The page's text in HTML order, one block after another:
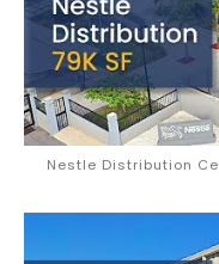
Nestle Distribution